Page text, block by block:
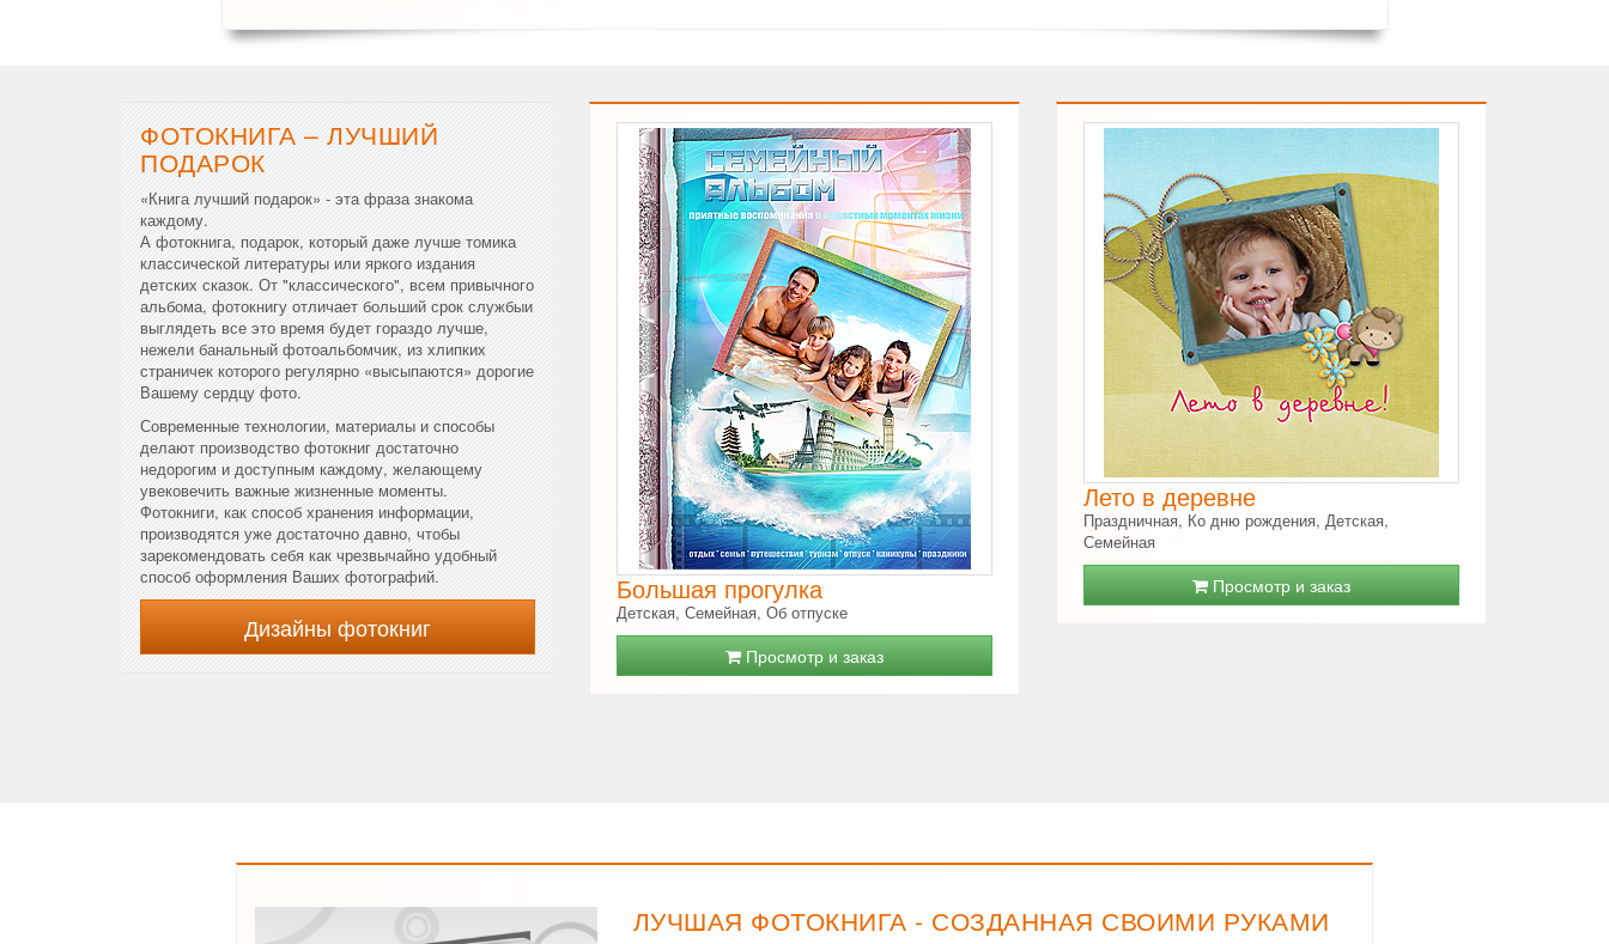
ФОТОКНИГА – ЛУЧШИЙ
ПОДАРОК
«Книга лучший подарок» - эта фраза знакома
каждому.
А фотокнига, подарок, который даже лучше томика
классической литературы или яркого издания
детских сказок. От "классического", всем привычного
альбома, фотокнигу отличает больший срок службыи
выглядеть все это время будет гораздо лучше,
нежели банальный фотоальбомчик, из хлипких
страничек которого регулярно «высыпаются» дорогие
Вашему сердцу фото.
Современные технологии, материалы и способы
делают производство фотокниг достаточно
недорогим и доступным каждому, желающему
увековечить важные жизненные моменты.
Фотокниги, как способ хранения информации,
производятся уже достаточно давно, чтобы
зарекомендовать себя как чрезвычайно удобный
способ оформления Ваших фотографий.
Дизайны фотокниг
Большая прогулка
Детская, Семейная, Об отпуске
Просмотр и заказ
Лето в деревне
Праздничная, Ко дню рождения, Детская,
Семейная
Просмотр и заказ
ЛУЧШАЯ ФОТОКНИГА - СОЗДАННАЯ СВОИМИ РУКАМИ